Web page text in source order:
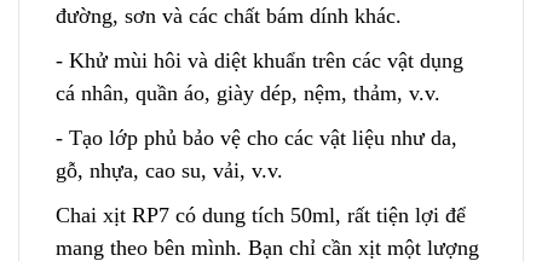
đường, sơn và các chất bám dính khác.
- Khử mùi hôi và diệt khuẩn trên các vật dụng
cá nhân, quần áo, giày dép, nệm, thảm, v.v.
- Tạo lớp phủ bảo vệ cho các vật liệu như da,
gỗ, nhựa, cao su, vải, v.v.
Chai xịt RP7 có dung tích 50ml, rất tiện lợi để
mang theo bên mình. Bạn chỉ cần xịt một lượng